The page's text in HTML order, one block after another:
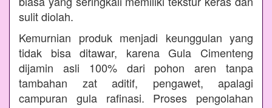
sulit diolah.
Kemurnian produk menjadi keunggulan yang
tidak bisa ditawar, karena Gula Cimenteng
dijamin asli 100% dari pohon aren tanpa
tambahan zat aditif, pengawet, apalagi
campuran gula rafinasi. Proses pengolahan